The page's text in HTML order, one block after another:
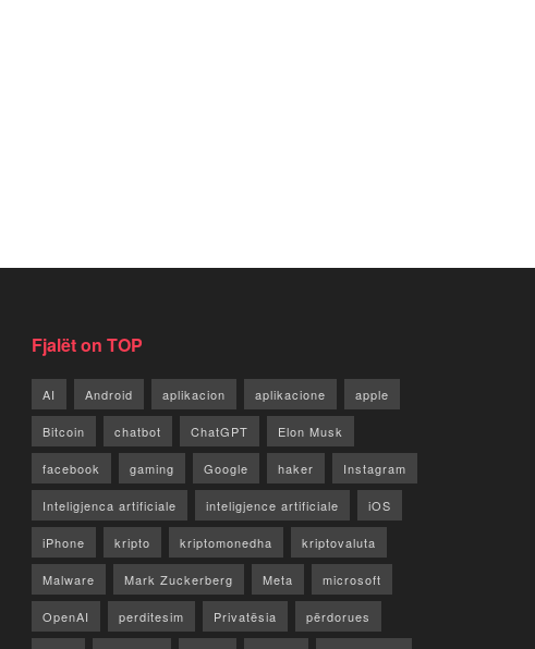
Fjalët on TOP
AI Android aplikacion aplikacione apple
Bitcoin chatbot ChatGPT Elon Musk
facebook gaming Google haker Instagram
Inteligjenca artificiale inteligjence artificiale iOS
iPhone kripto kriptomonedha kriptovaluta
Malware Mark Zuckerberg Meta microsoft
OpenAI perditesim Privatësia përdorues